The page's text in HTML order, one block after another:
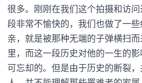
很多。刚刚在我们这个拍摄和访
段非常不愉快的，我们也做了一
亲，就是被那种无端的子弹横扫
里，而这一段历史对他的一生的
可忘却的。但是由于历史的断裂